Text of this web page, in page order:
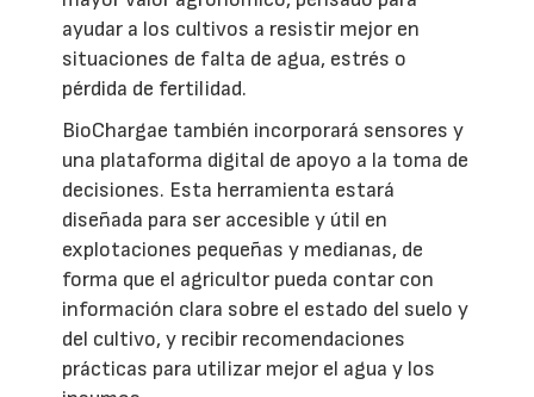
ayudar a los cultivos a resistir mejor en
situaciones de falta de agua, estrés o
pérdida de fertilidad.
BioChargae también incorporará sensores y
una plataforma digital de apoyo a la toma de
decisiones. Esta herramienta estará
diseñada para ser accesible y útil en
explotaciones pequeñas y medianas, de
forma que el agricultor pueda contar con
información clara sobre el estado del suelo y
del cultivo, y recibir recomendaciones
prácticas para utilizar mejor el agua y los